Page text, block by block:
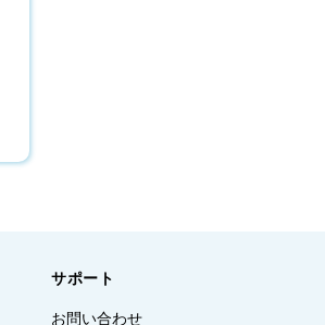
サポート
お問い合わせ